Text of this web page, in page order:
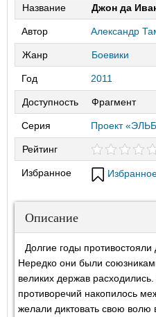
Название Джон да
Автор Александр
Жанр Боевики
Год 2011
Доступность Фрагмент
Серия Проект
Рейтинг
Избранное
Описание
Долгие годы
Нередко они были
великих держав
противоречий накопилось
желали диктовать свою волю